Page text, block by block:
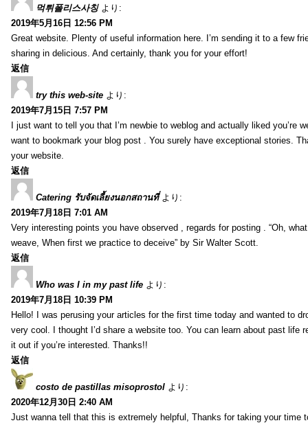
먹튀폴리스사칭 より:
2019年5月16日 12:56 PM
Great website. Plenty of useful information here. I’m sending it to a few
sharing in delicious. And certainly, thank you for your effort!
返信
try this web-site より:
2019年7月15日 7:57 PM
I just want to tell you that I’m newbie to weblog and actually liked you’re
want to bookmark your blog post . You surely have exceptional stories.
your website.
返信
Catering รับจัดเลี้ยงนอกสถานที่ より:
2019年7月18日 7:01 AM
Very interesting points you have observed , regards for posting . “Oh,
weave, When first we practice to deceive” by Sir Walter Scott.
返信
Who was I in my past life より:
2019年7月18日 10:39 PM
Hello! I was perusing your articles for the first time today and wanted to
very cool. I thought I’d share a website too. You can learn about past life
it out if you’re interested. Thanks!!
返信
costo de pastillas misoprostol より:
2020年12月30日 2:40 AM
Just wanna tell that this is extremely helpful, Thanks for taking your time